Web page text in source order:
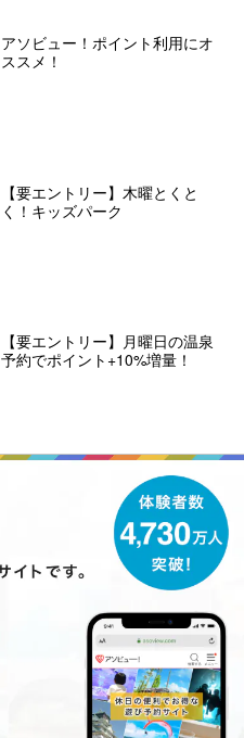
アソビュー！ポイント利用にオ
ススメ！
【要エントリー】木曜とくと
く！キッズパーク
【要エントリー】月曜日の温泉
予約でポイント+10%増量！